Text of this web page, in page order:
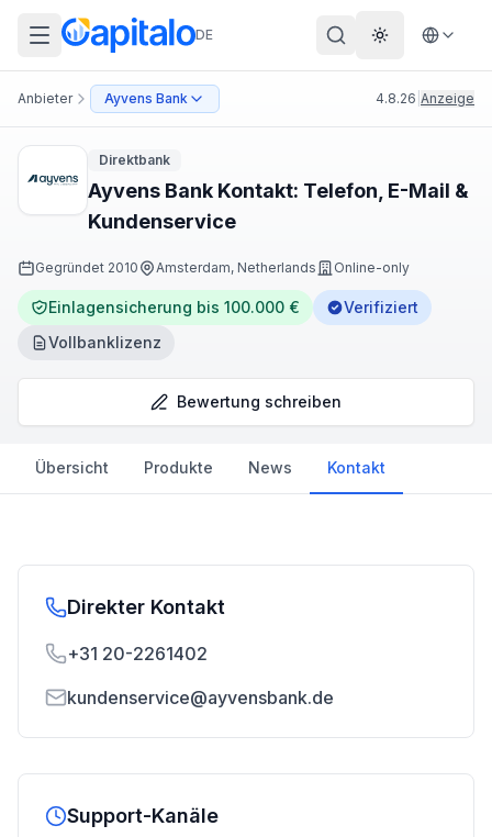
DE Theme
Anbieter Ayvens Bank 4.8.26 Anzeige
Direktbank
Ayvens Bank Kontakt: Telefon, E-Mail &
Kundenservice
Gegründet 2010 Amsterdam, Netherlands Online-only
Einlagensicherung bis 100.000 €
Verifiziert
Vollbanklizenz
Bewertung schreiben
Übersicht Produkte News Kontakt
Direkter Kontakt
+31 20-2261402
kundenservice@ayvensbank.de
Support-Kanäle